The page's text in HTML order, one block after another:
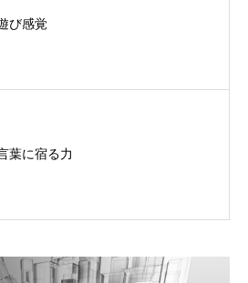
び感覚
葉に宿る力